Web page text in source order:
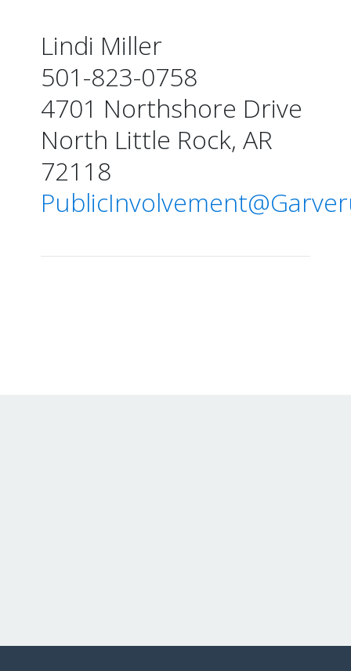
Lindi Miller
501-823-0758
4701 Northshore Drive
North Little Rock, AR
72118